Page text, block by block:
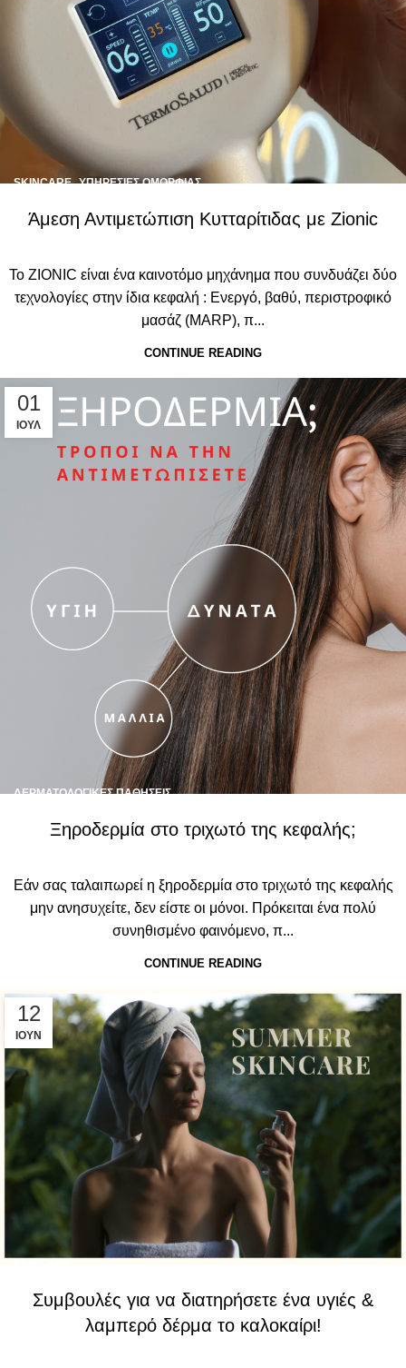
SKINCARE,ΥΠΗΡΕΣΊΕΣ ΟΜΟΡΦΙΆΣ
Άμεση Αντιμετώπιση Κυτταρίτιδας με Zionic
To ZIONIC είναι ένα καινοτόμο μηχάνημα που συνδυάζει δύο
τεχνολογίες στην ίδια κεφαλή : Ενεργό, βαθύ, περιστροφικό
μασάζ (MARP), π...
CONTINUE READING
01
ΙΟΎΛ
ΔΕΡΜΑΤΟΛΟΓΙΚΈΣ ΠΑΘΉΣΕΙΣ
Ξηροδερμία στο τριχωτό της κεφαλής;
Εάν σας ταλαιπωρεί η ξηροδερμία στο τριχωτό της κεφαλής
μην ανησυχείτε, δεν είστε οι μόνοι. Πρόκειται ένα πολύ
συνηθισμένο φαινόμενο, π...
CONTINUE READING
12
ΙΟΎΝ
Συμβουλές για να διατηρήσετε ένα υγιές &
λαμπερό δέρμα το καλοκαίρι!